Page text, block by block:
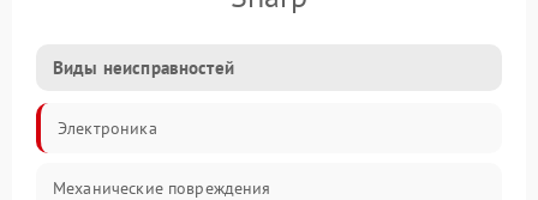
Виды неисправностей
Электроника
Механические повреждения